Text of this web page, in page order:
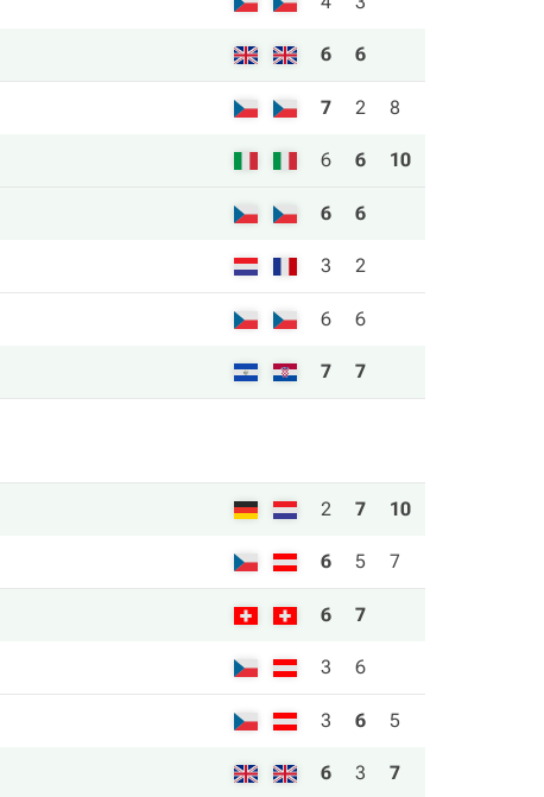
6 6
7 2 8
6 6 10
6 6
3 2
6 6
7 7
2 7 10
6 5 7
6 7
3 6
3 6 5
6 3 7